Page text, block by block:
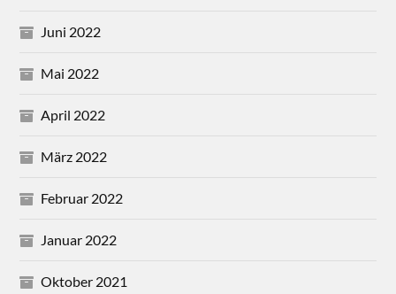
Juni 2022
Mai 2022
April 2022
März 2022
Februar 2022
Januar 2022
Oktober 2021